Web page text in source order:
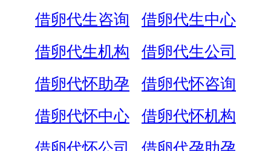
借卵代生咨询
借卵代生中心
借卵代生机构
借卵代生公司
借卵代怀助孕
借卵代怀咨询
借卵代怀中心
借卵代怀机构